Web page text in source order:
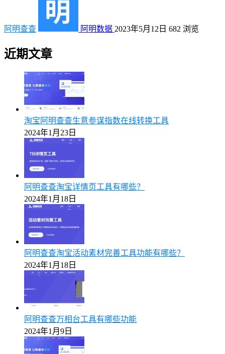
阿明查查 阿明数据 2023年5月12日 682 浏览
近期文章
淘宝阿明查查生意参谋指数在线转换工具
2024年1月23日
阿明查查淘宝详情页工具有哪些？
2024年1月18日
阿明查查淘宝活动素材完善工具功能有哪些？
2024年1月18日
阿明查查万相台工具有哪些功能
2024年1月9日